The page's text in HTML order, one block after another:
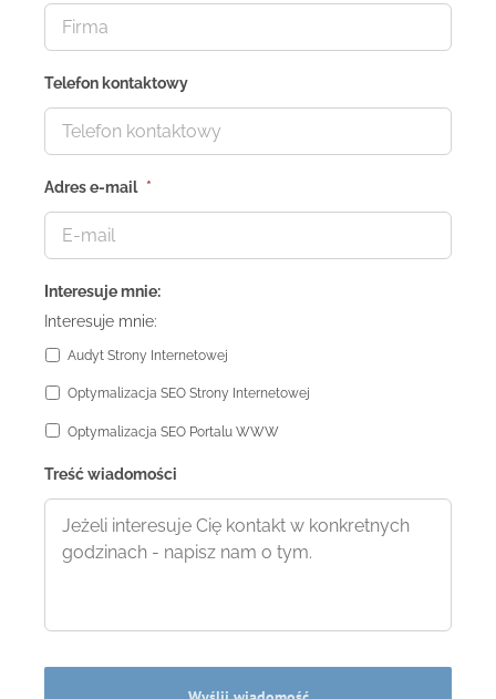
Telefon kontaktowy
Adres e-mail *
Interesuje mnie:
Interesuje mnie:
Audyt Strony Internetowej
Optymalizacja SEO Strony Internetowej
Optymalizacja SEO Portalu WWW
Treść wiadomości